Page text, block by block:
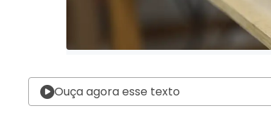
Ouça agora esse texto